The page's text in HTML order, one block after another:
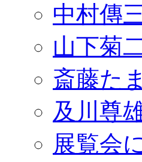
中村傳
山下菊
斎藤た
及川尊
展覧会